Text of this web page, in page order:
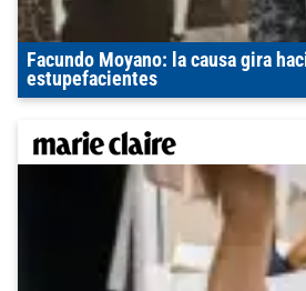
Facundo Moyano: la causa gira
estupefacientes